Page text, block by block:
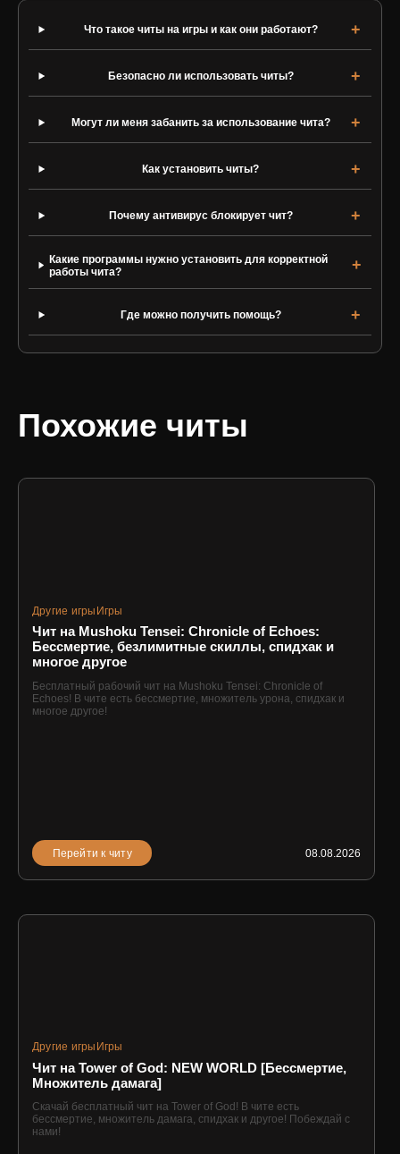
Что такое читы на игры и как они работают?
Безопасно ли использовать читы?
Могут ли меня забанить за использование чита?
Как установить читы?
Почему антивирус блокирует чит?
Какие программы нужно установить для корректной
работы чита?
Где можно получить помощь?
Похожие читы
Другие игры Игры
Чит на Mushoku Tensei: Chronicle of Echoes:
Бессмертие, безлимитные скиллы, спидхак и
многое другое
Бесплатный рабочий чит на Mushoku Tensei: Chronicle of
Echoes! В чите есть бессмертие, множитель урона, спидхак и
многое другое!
Перейти к читу 08.08.2026
Другие игры Игры
Чит на Tower of God: NEW WORLD [Бессмертие,
Множитель дамага]
Скачай бесплатный чит на Tower of God! В чите есть
бессмертие, множитель дамага, спидхак и другое! Побеждай с
нами!